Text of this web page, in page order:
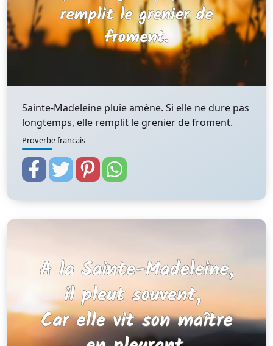
Sainte-Madeleine pluie amène. Si elle ne dure pas
longtemps, elle remplit le grenier de froment.
Proverbe francais